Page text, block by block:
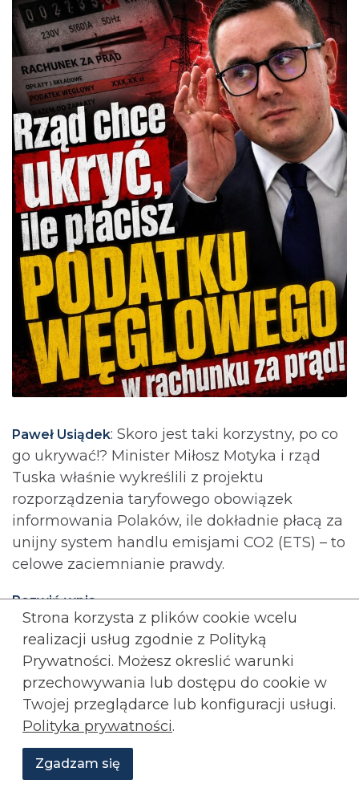
Paweł Usiądek: Skoro jest taki korzystny, po co
go ukrywać!? Minister Miłosz Motyka i rząd
Tuska właśnie wykreślili z projektu
rozporządzenia taryfowego obowiązek
informowania Polaków, ile dokładnie płacą za
unijny system handlu emisjami CO2 (ETS) – to
celowe zaciemnianie prawdy.
Rozwiń wpis...
komentarze (
Polski dług publiczny właśnie
przebił 60% PKB po raz pierwszy
w historii
KONFEDERACJA
Strona korzysta z plików cookie wcelu
realizacji usług zgodnie z Polityką
Prywatności. Możesz okreslić warunki
przechowywania lub dostępu do cookie w
Twojej przeglądarce lub konfiguracji usługi.
Polityka prywatności.
Zgadzam się